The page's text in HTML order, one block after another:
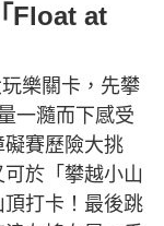
Float at
玩樂關卡，先攀
一瀡而下感受
賽歷險大挑
於「攀越小山
打卡！最後跳